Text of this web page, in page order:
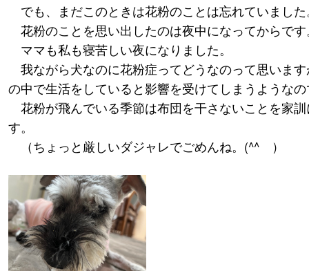
でも、まだこのときは花粉のことは忘れていまし
花粉のことを思い出したのは夜中になってからで
ママも私も寝苦しい夜になりました。
我ながら犬なのに花粉症ってどうなのって思いま
の中で生活をしていると影響を受けてしまうような
花粉が飛んでいる季節は布団を干さないことを家
す。
（ちょっと厳しいダジャレでごめんね。(^^ゞ）